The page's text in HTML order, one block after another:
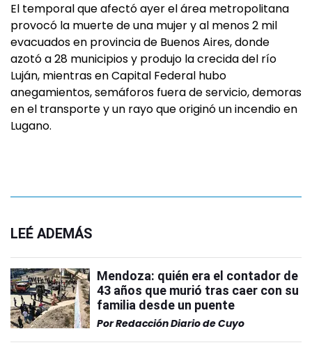
El temporal que afectó ayer el área metropolitana
provocó la muerte de una mujer y al menos 2 mil
evacuados en provincia de Buenos Aires, donde
azotó a 28 municipios y produjo la crecida del río
Luján, mientras en Capital Federal hubo
anegamientos, semáforos fuera de servicio, demoras
en el transporte y un rayo que originó un incendio en
Lugano.
LEÉ ADEMÁS
Mendoza: quién era el contador de
43 años que murió tras caer con su
familia desde un puente
PorRedacción Diario de Cuyo